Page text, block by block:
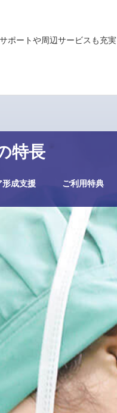
特長
形成支援 ご利用特典
ポートや周辺サービスも充実